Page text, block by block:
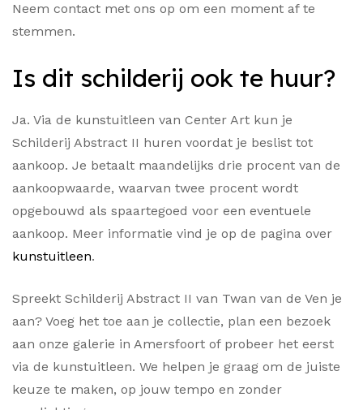
Neem contact met ons op om een moment af te
stemmen.
Is dit schilderij ook te huur?
Ja. Via de kunstuitleen van Center Art kun je
Schilderij Abstract II huren voordat je beslist tot
aankoop. Je betaalt maandelijks drie procent van de
aankoopwaarde, waarvan twee procent wordt
opgebouwd als spaartegoed voor een eventuele
aankoop. Meer informatie vind je op de pagina over
kunstuitleen.
Spreekt Schilderij Abstract II van Twan van de Ven je
aan? Voeg het toe aan je collectie, plan een bezoek
aan onze galerie in Amersfoort of probeer het eerst
via de kunstuitleen. We helpen je graag om de juiste
keuze te maken, op jouw tempo en zonder